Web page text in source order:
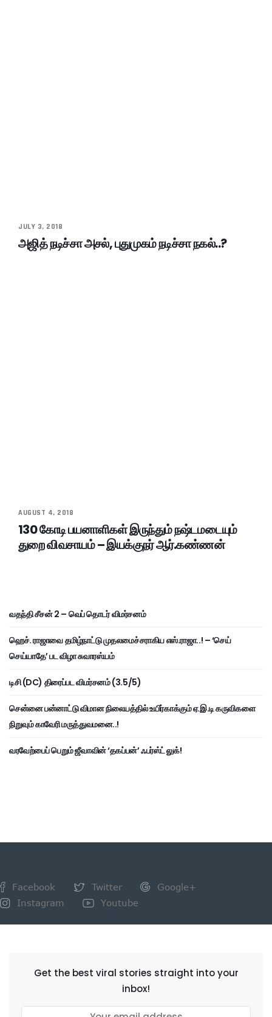
JULY 3, 2018
அஜித் நடிச்சா அசல், புதுமுகம் நடிச்சா நகல்..?
AUGUST 4, 2018
130 கோடி பயனாளிகள் இருந்தும் நஷ்டமடையும்
துறை விவசாயம் – இயக்குநர் ஆர்.கண்ணன்
வதந்தி சீசன் 2 – வெப் தொடர் விமர்சனம்
ஹெச். ராஜாவை தமிழ்நாட்டு முதலமைச்சராகிய எஸ்.ராஜா..! – ‘செய்
செய்யாதே’ பட விழா சுவாரஸ்யம்
டிசி (DC) திரைப்பட விமர்சனம் (3.5/5)
சென்னை பன்னாட்டு விமான நிலையத்தில் உயிர்காக்கும் ஏ.இ.டி கருவிகளை
நிறுவும் காவேரி மருத்துவமனை..!
வரவேற்பைப் பெறும் ஜீவாவின் ‘தகப்பன்’ ஃபர்ஸ்ட் லுக்!
Facebook Twitter
Google+
Instagram
Youtube
Get the best viral stories straight into your
inbox!